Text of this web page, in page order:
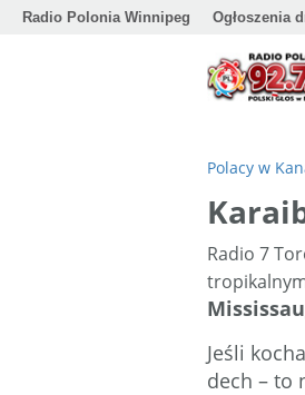
Radio Polonia Winnipeg Ogłoszenia
Polacy w
Radio 7
Jeśli
dech – to